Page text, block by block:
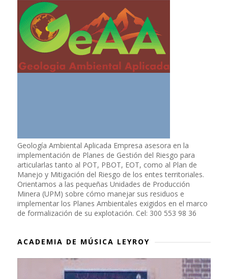
Geología Ambiental Aplicada Empresa asesora en la
implementación de Planes de Gestión del Riesgo para
articularlas tanto al POT, PBOT, EOT, como al Plan de
Manejo y Mitigación del Riesgo de los entes territoriales.
Orientamos a las pequeñas Unidades de Producción
Minera (UPM) sobre cómo manejar sus residuos e
implementar los Planes Ambientales exigidos en el marco
de formalización de su explotación. Cel: 300 553 98 36
ACADEMIA DE MÚSICA LEYROY